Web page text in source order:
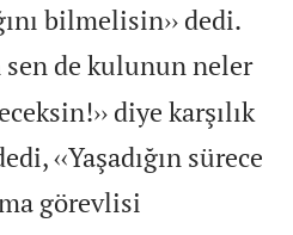
bilmelisin›› dedi.
sen de kulunun neler
diye karşılık
‹‹Yaşadığın sürece
görevlisi